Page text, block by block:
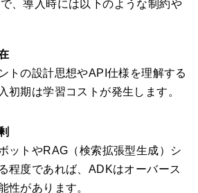
、導入時には以下のような制約や
トの設計思想やAPI仕様を理解する
初期は学習コストが発生します。
ットやRAG（検索拡張型生成）シ
程度であれば、ADKはオーバース
性があります。